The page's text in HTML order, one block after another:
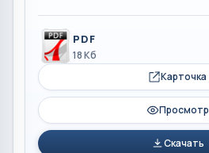
PDF
18 Кб
Карточка
Просмотр
Скачать